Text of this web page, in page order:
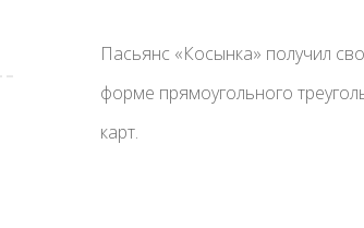
Пасьянс «Косынка» получил
форме прямоугольного
карт.